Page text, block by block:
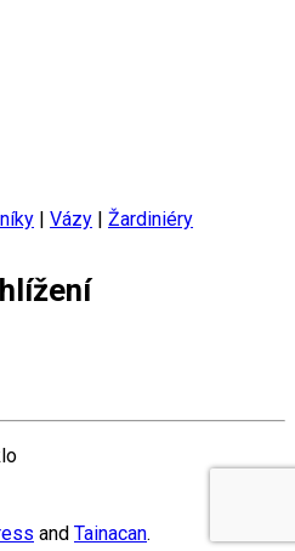
| Vázy | Žardiniéry
and Tainacan.